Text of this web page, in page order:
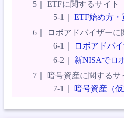
ETFに関するサイト
ETF始め方
ロボアドバイザーに
ロボアドバ
新NISAでロ
暗号資産に関するサ
暗号資産（